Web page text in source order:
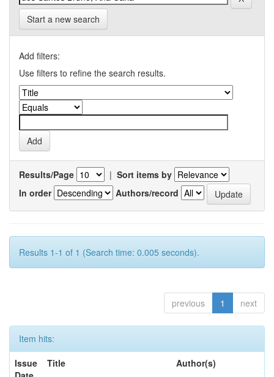
Start a new search
Add filters:
Use filters to refine the search results.
Results/Page | Sort items by
In order
Authors/record
Results 1-1 of 1 (Search time: 0.005 seconds).
previous 1 next
Item hits:
Issue
Title Author(s)